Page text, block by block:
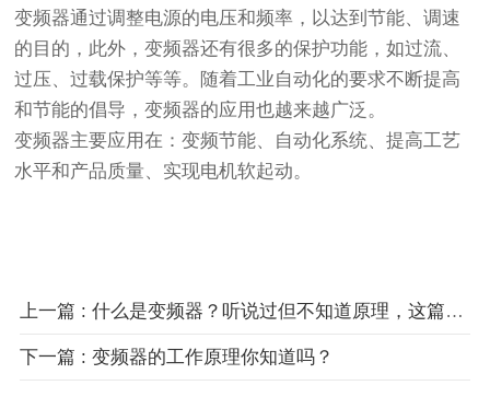
变频器通过调整电源的电压和频率，以达到节能、调速
的目的，此外，变频器还有很多的保护功能，如过流、
过压、过载保护等等。随着工业自动化的要求不断提高
和节能的倡导，变频器的应用也越来越广泛。
变频器主要应用在：变频节能、自动化系统、提高工艺
水平和产品质量、实现电机软起动。
上一篇 : 什么是变频器？听说过但不知道原理，这篇文章让你秒懂
下一篇 : 变频器的工作原理你知道吗？